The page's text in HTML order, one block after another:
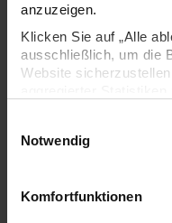
anzuzeigen.
Klicken Sie auf „Alle
ausschließlich, um die
Website
Ihre Einwilligung ist
Link „Cookie-
verwendeten
Daten finden Sie in
Notwendig
Komfortfunktionen
Leinenband wollweiß
Lieferzeit: ca. 1-3 Werktage